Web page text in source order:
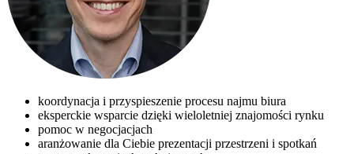
koordynacja i przyspieszenie procesu najmu biura
eksperckie wsparcie dzięki wieloletniej znajomości rynku
pomoc w negocjacjach
aranżowanie dla Ciebie prezentacji przestrzeni i spotkań